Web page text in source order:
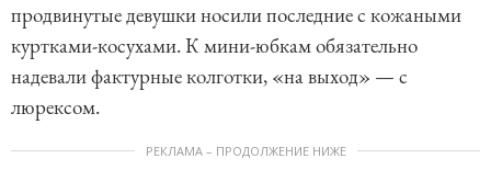
продвинутые девушки носили последние с кожаными
куртками-косухами. К мини-юбкам обязательно
надевали фактурные колготки, «на выход» — с
люрексом.
РЕКЛАМА – ПРОДОЛЖЕНИЕ НИЖЕ